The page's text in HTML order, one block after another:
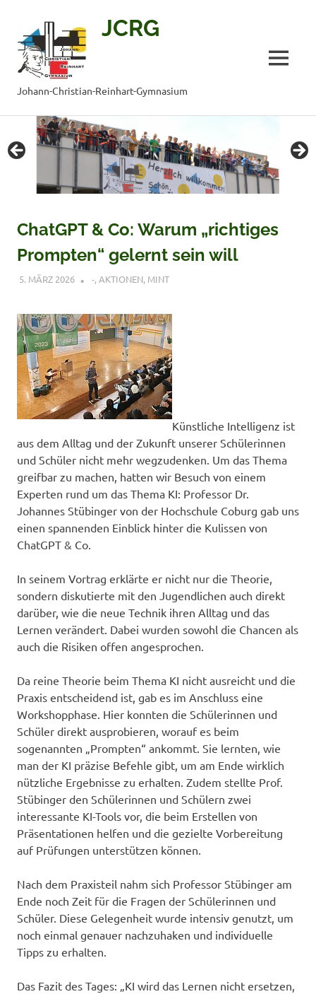
Inhalt
springen
JCRG
Johann-Christian-Reinhart-Gymnasium
MENÜ
ChatGPT & Co: Warum „richtiges
Prompten“ gelernt sein will
5. MÄRZ 2026 VERONIQUE RUDLOF
-,AKTIONEN, MINT
Künstliche Intelligenz ist
aus dem Alltag und der Zukunft unserer Schülerinnen
und Schüler nicht mehr wegzudenken. Um das Thema
greifbar zu machen, hatten wir Besuch von einem
Experten rund um das Thema KI: Professor Dr.
Johannes Stübinger von der Hochschule Coburg gab uns
einen spannenden Einblick hinter die Kulissen von
ChatGPT & Co.
In seinem Vortrag erklärte er nicht nur die Theorie,
sondern diskutierte mit den Jugendlichen auch direkt
darüber, wie die neue Technik ihren Alltag und das
Lernen verändert. Dabei wurden sowohl die Chancen als
auch die Risiken offen angesprochen.
Da reine Theorie beim Thema KI nicht ausreicht und die
Praxis entscheidend ist, gab es im Anschluss eine
Workshopphase. Hier konnten die Schülerinnen und
Schüler direkt ausprobieren, worauf es beim
sogenannten „Prompten“ ankommt. Sie lernten, wie
man der KI präzise Befehle gibt, um am Ende wirklich
nützliche Ergebnisse zu erhalten. Zudem stellte Prof.
Stübinger den Schülerinnen und Schülern zwei
interessante KI-Tools vor, die beim Erstellen von
Präsentationen helfen und die gezielte Vorbereitung
auf Prüfungen unterstützen können.
Nach dem Praxisteil nahm sich Professor Stübinger am
Ende noch Zeit für die Fragen der Schülerinnen und
Schüler. Diese Gelegenheit wurde intensiv genutzt, um
noch einmal genauer nachzuhaken und individuelle
Tipps zu erhalten.
Das Fazit des Tages: „KI wird das Lernen nicht ersetzen,